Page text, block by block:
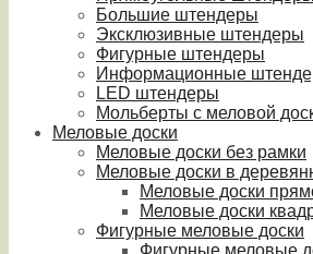
Большие штендеры
Эксклюзивные штендеры
Фигурные штендеры
Информационные
LED штендеры
Мольберты с меловой
Меловые доски
Меловые доски без рамки
Меловые доски в
Меловые доски
Меловые доски
Фигурные меловые доски
Фигурные меловые